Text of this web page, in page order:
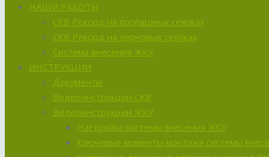
НАШИ РАБОТЫ
СКВ Рекорд на пропашных сеялках
СКВ Рекорд на зерновых сеялках
Система внесения ЖКУ
ИНСТРУКЦИИ
Документы
Видеоинструкции СКВ
Видеоинструкции ЖКУ
Настройка системы внесения ЖКУ
Ключевые моменты монтажа системы